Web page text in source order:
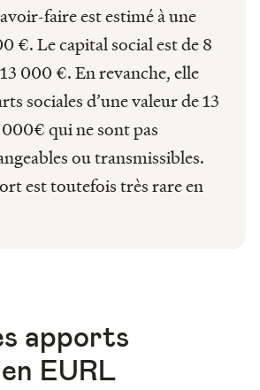
faire est estimé à une
€. Le capital social est de 8
000 €. En revanche, elle
sociales d’une valeur de 13
qui ne sont pas
ou transmissibles.
est toutefois très rare en
apports
EURL